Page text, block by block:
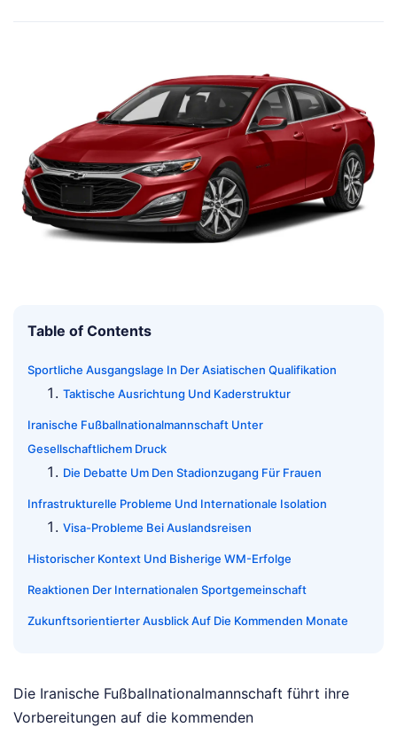
Table of Contents
Sportliche Ausgangslage In Der Asiatischen Qualifikation
Taktische Ausrichtung Und Kaderstruktur
Iranische Fußballnationalmannschaft Unter
Gesellschaftlichem Druck
Die Debatte Um Den Stadionzugang Für Frauen
Infrastrukturelle Probleme Und Internationale Isolation
Visa-Probleme Bei Auslandsreisen
Historischer Kontext Und Bisherige WM-Erfolge
Reaktionen Der Internationalen Sportgemeinschaft
Zukunftsorientierter Ausblick Auf Die Kommenden Monate
Die Iranische Fußballnationalmannschaft führt ihre
Vorbereitungen auf die kommenden